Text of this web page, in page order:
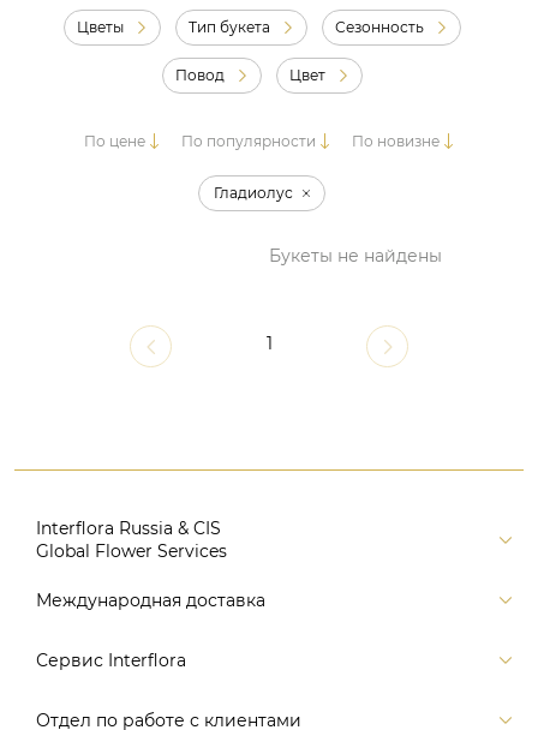
Цветы Тип букета Сезонность
Повод Цвет
По цене По популярности По новизне
Гладиолус
Букеты не найдены
1
Interflora Russia & CIS
Global Flower Services
Версия для печати
Поиск
Международная доставка
Россия
Сервис Interflora
Заказ и оплата
Отдел по работе с клиентами